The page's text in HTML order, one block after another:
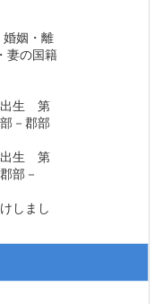
姻・離
の国籍
生 第
－郡部
生 第
部－
しまし